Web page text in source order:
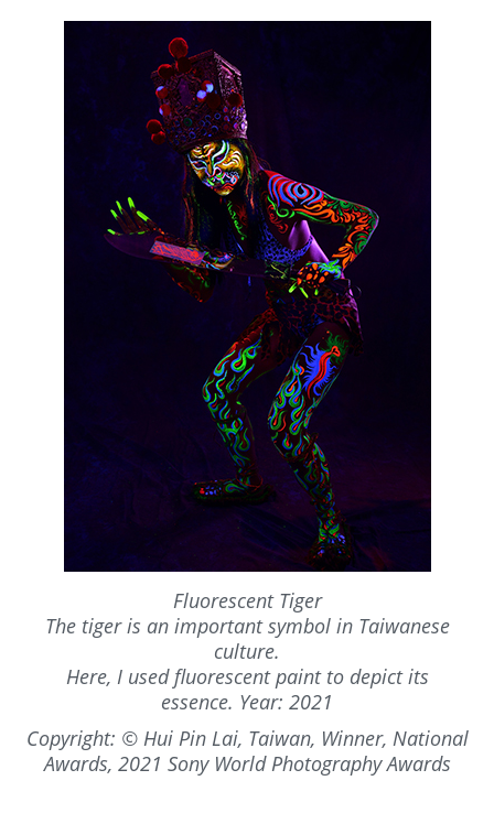
Fluorescent Tiger
The tiger is an important symbol in Taiwanese
culture.
Here, I used fluorescent paint to depict its
essence. Year: 2021
Copyright: © Hui Pin Lai, Taiwan, Winner, National
Awards, 2021 Sony World Photography Awards